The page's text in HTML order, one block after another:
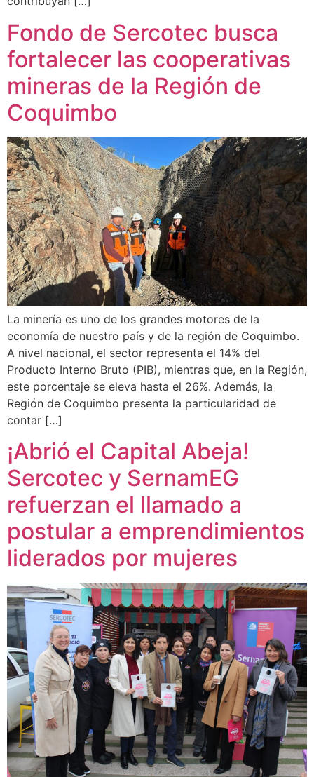
Fondo de Sercotec busca
fortalecer las cooperativas
mineras de la Región de
Coquimbo
La minería es uno de los grandes motores de la
economía de nuestro país y de la región de Coquimbo.
A nivel nacional, el sector representa el 14% del
Producto Interno Bruto (PIB), mientras que, en la Región,
este porcentaje se eleva hasta el 26%. Además, la
Región de Coquimbo presenta la particularidad de
contar […]
¡Abrió el Capital Abeja!
Sercotec y SernamEG
refuerzan el llamado a
postular a emprendimientos
liderados por mujeres